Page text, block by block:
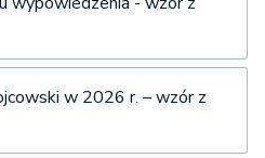
w 2026 r. – wzór z